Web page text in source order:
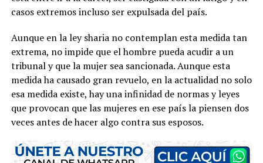
casos extremos incluso ser expulsada del país.
Aunque en la ley sharia no contemplan esta medida tan
extrema, no impide que el hombre pueda acudir a un
tribunal y que la mujer sea sancionada. Aunque esta
medida ha causado gran revuelo, en la actualidad no solo
esa medida existe, hay una infinidad de normas y leyes
que provocan que las mujeres en ese país la piensen dos
veces antes de hacer algo contra sus esposos.